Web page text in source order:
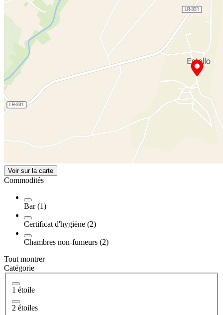
Voir sur la carte
Commodités
Bar (1)
Certificat d'hygiène (2)
Chambres non-fumeurs (2)
Tout montrer
Catégorie
1 étoile
2 étoiles